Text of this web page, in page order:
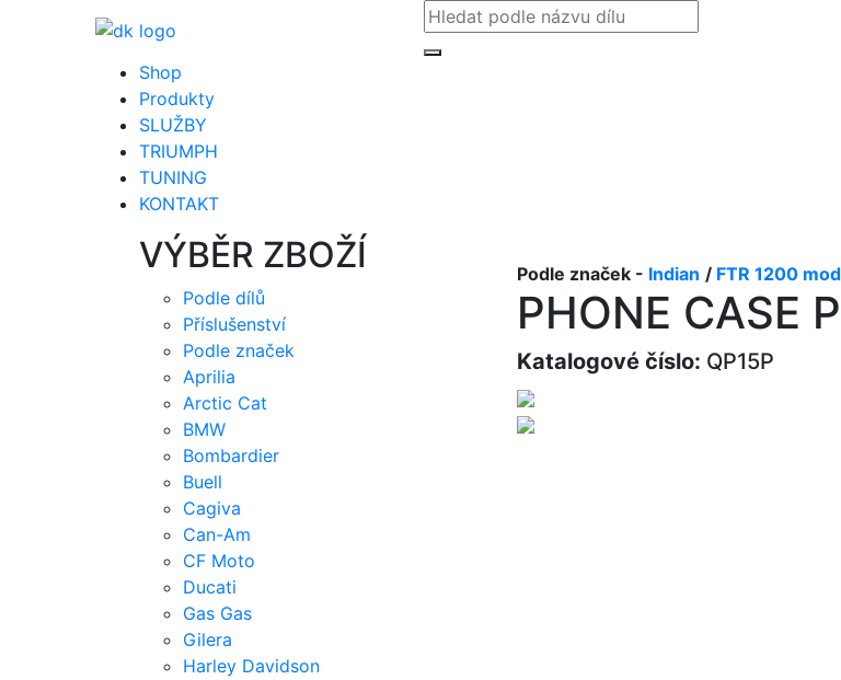
Shop
Produkty
SLUŽBY
TRIUMPH
TUNING
KONTAKT
VÝBĚR ZBOŽÍ
Podle dílů
Příslušenství
Podle značek
Aprilia
Arctic Cat
BMW
Bombardier
Buell
Cagiva
Can-Am
CF Moto
Ducati
Gas Gas
Gilera
Harley Davidson
Podle značek - Indian / FTR 1200
PHONE CASE
Katalogové číslo: QP15P